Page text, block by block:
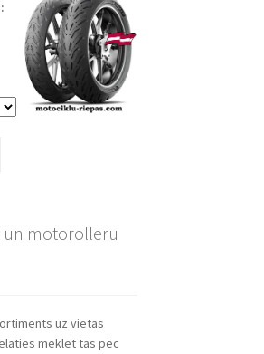
un motorolleru
uz vietas
meklēt tās pēc